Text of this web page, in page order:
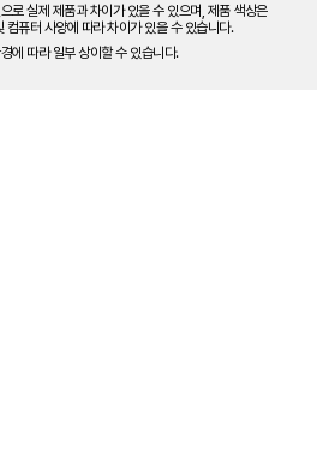
로 실제 제품과 차이가 있을 수 있으며, 제품 색상은
컴퓨터 사양에 따라 차이가 있을 수 있습니다.
에 따라 일부 상이할 수 있습니다.